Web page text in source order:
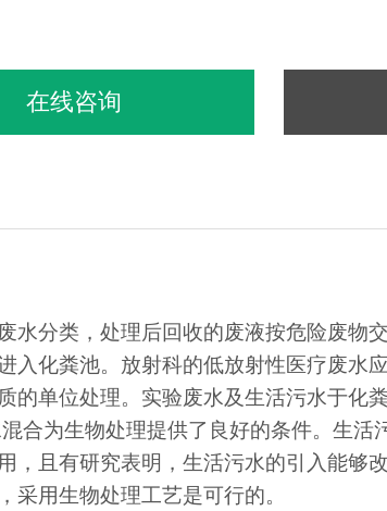
在线咨询
水分类，处理后回收的废液按危险废物
入化粪池。放射科的低放射性医疗废水
的单位处理。实验废水及生活污水于化
合为生物处理提供了良好的条件。生活
，且有研究表明，生活污水的引入能够
用生物处理工艺是可行的。